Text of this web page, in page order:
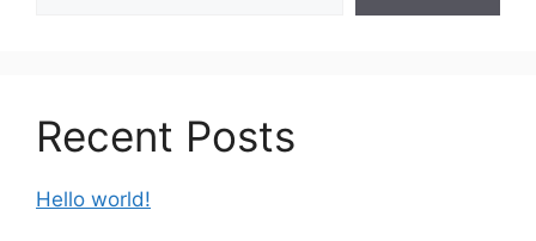
Recent Posts
Hello world!